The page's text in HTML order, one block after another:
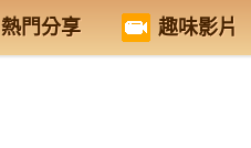
熱門分享 趣味影片